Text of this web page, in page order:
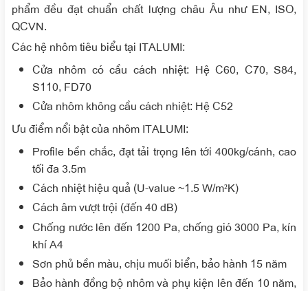
phẩm đều đạt chuẩn chất lượng châu Âu như EN, ISO,
QCVN.
Các hệ nhôm tiêu biểu tại ITALUMI:
Cửa nhôm có cầu cách nhiệt: Hệ C60, C70, S84,
S110, FD70
Cửa nhôm không cầu cách nhiệt: Hệ C52
Ưu điểm nổi bật của nhôm ITALUMI:
Profile bền chắc, đạt tải trọng lên tới 400kg/cánh, cao
tối đa 3.5m
Cách nhiệt hiệu quả (U-value ~1.5 W/m²K)
Cách âm vượt trội (đến 40 dB)
Chống nước lên đến 1200 Pa, chống gió 3000 Pa, kín
khí A4
Sơn phủ bền màu, chịu muối biển, bảo hành 15 năm
Bảo hành đồng bộ nhôm và phụ kiện lên đến 10 năm,